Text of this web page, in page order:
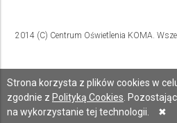
Strona korzysta z plików cookies w
zgodnie z Polityką Cookies .
na wykorzystanie tej technologii.
✖
2014 (C) Centrum Oświetlenia KOMA.